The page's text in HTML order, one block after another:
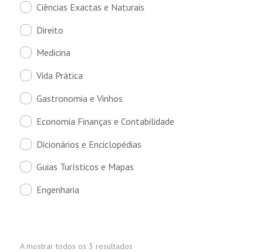
Ciências Exactas e Naturais
Direito
Medicina
Vida Prática
Gastronomia e Vinhos
Economia Finanças e Contabilidade
Dicionários e Enciclopédias
Guias Turísticos e Mapas
Engenharia
A mostrar todos os 3 resultados